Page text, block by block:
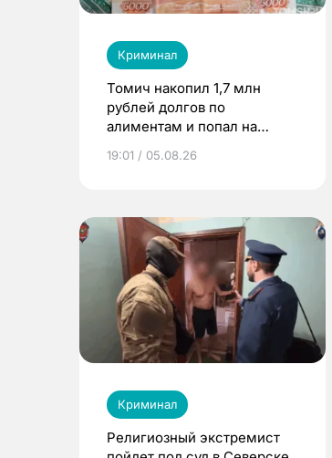
Криминал
Томич накопил 1,7 млн
рублей долгов по
алиментам и попал на
19:01 / 05.08.26
Криминал
Религиозный экстремист